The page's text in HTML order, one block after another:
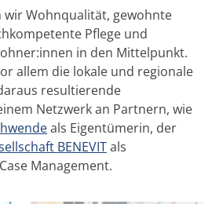
und attraktive
CENTER
wir Wohnqualität, gewohnte
Pflege und
in den Mittelpunkt.
allem die lokale und regionale
resultierende
Netzwerk an Partnern, wie
als Eigentümerin, der
BENEVITals
Management.